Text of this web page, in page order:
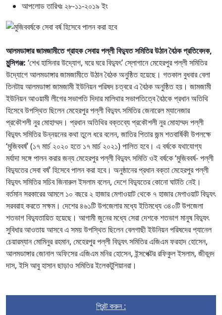
আপলোড তারিখঃ ২৮-১১-২০১৯ ইং
আলমডাঙ্গার জামজামীতে গ্রাহক সেবায় পল্লী বিদ্যুত সমিতির উঠান বৈঠকপ্রতিবেদক,
মুন্সিগঞ্জ: ‘শেখ হাসিনার উদ্যোগ, ঘরে ঘরে বিদ্যুৎ’ স্লোগানে মেহেরপুর পল্লী সমিতির
উদ্যোগে আলমডাঙ্গার জামজামীতে উঠান বৈঠক অনুষ্ঠিত হয়েছে। গতকাল বুধবার বেলা
তিনটায় আলমডাঙ্গা জামজামী ইউনিয়ন পরিষদ চত্বরে এ বৈঠক অনুষ্ঠিত হয়। জামজামী
ইউনিয়ন আওয়ামী লীগের সভাপতি দিদার মালিথার সভাপতিত্বে বৈঠকে প্রধান অতিথি
হিসেবে উপস্থিত ছিলেন মেহেরপুর পল্লী বিদ্যুৎ সমিতির জেনারেল ম্যানেজার
প্রকৌশলী নুর মোহাম্মদ। প্রধান অতিথির বক্তব্যে প্রকৌশলী নুর মোহাম্মদ পল্লী
বিদ্যুৎ সমিতির উন্নয়নের কথা তুলে ধরে বলেন, জাতির পিতার জন্ম শতবার্ষিকী উপলক্ষে
‘মুজিববর্ষ’ (১৭ মার্চ ২০২০ হতে ১৭ মার্চ ২০২১) পালিত হবে। এ বর্ষকে যথাযোগ্য
মর্যাদা সঙ্গে পালন করার জন্য মেহেরপুর পল্লী বিদ্যুৎ সমিতি ওই বর্ষকে ‘মুজিববর্ষ- পল্লী
বিদ্যুতের সেবা বর্ষ’ হিসেবে পালন করা হবে। অনুষ্ঠানের প্রধান বক্তা মেহেরপুর পল্লী
বিদ্যুৎ সমিতির সচিব জিনারুল ইসলাম বলেন, দেশে বিদ্যুতের কোনো ঘাটতি নেই।
বর্তমান সরকারের আমলে ১০ বছরে ২ হাজার মেগাওয়াট থেকে ৭ হাজার মেগাওয়াট বিদ্যুৎ
সরবরাহ করতে সক্ষম। দেশের ৪৬১টি উপজেলার মধ্যে ইতিমধ্যে ৩৪০টি উপজেলা
শতভাগ বিদ্যুতায়িত হয়েছে। আগামী জুনের মধ্যে সেরা দেশকে শতভাগ মানুষ বিদ্যুৎ
সুবিধার আওতায় আসবে এ সময় উপস্থিত ছিলেন বেলগাছী ইউনিয়ন পরিষদের প্যানেল
চেয়ারম্যান মোমিনুর রহমান, মেহেরপুর পল্লী বিদ্যুৎ সমিতির এজিএম ফরহাদ হোসেন,
আলমডাঙ্গার জোনাল অফিসের এজিএম মনির হোসেন, ইন্সপেক্টর রফিকুল ইসলাম, জীবনন্দ
দাস, ইসি আবু হাসান ছাড়াও সমিতির ইলেকটুশিয়ানরা।
প্রিন্ট করুন :